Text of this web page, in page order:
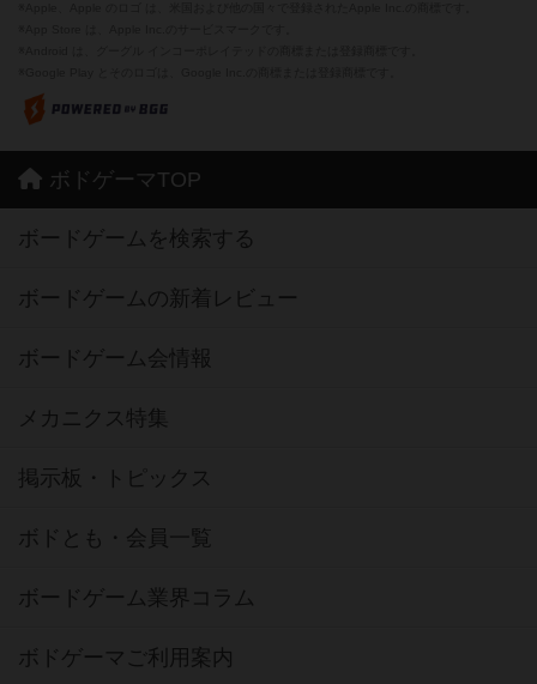
ボドゲーマTOP
ボードゲームを検索する
ボードゲームの新着レビュー
ボードゲーム会情報
メカニクス特集
掲示板・トピックス
ボドとも・会員一覧
ボードゲーム業界コラム
ボドゲーマご利用案内